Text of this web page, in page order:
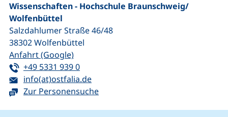
Wissenschaften - Hochschule Braunschweig/​
Wolfenbüttel
Salzdahlumer Straße 46/48
38302Wolfenbüttel
Anfahrt (Google)(externer Link, öffnet neues Fenster)
Tel:
+49 5331 939 0(startet einen Telefonanruf, wenn Ihr
E-Mail:
info(at)ostfalia.de(öffnet Ihr E-Mail-Programm)
Zur Personensuche